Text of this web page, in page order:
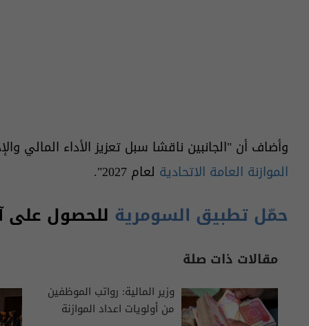
وأضاف أن "الجانبين ناقشا سبل تعزيز الأداء المالي
الموازنة العامة الاتحادية لعام 2027".
حمّل تطبيق السومرية للحصول على
مقالات ذات صلة
وزير المالية: رواتب الموظفين
من أولويات اعداد الموازنة